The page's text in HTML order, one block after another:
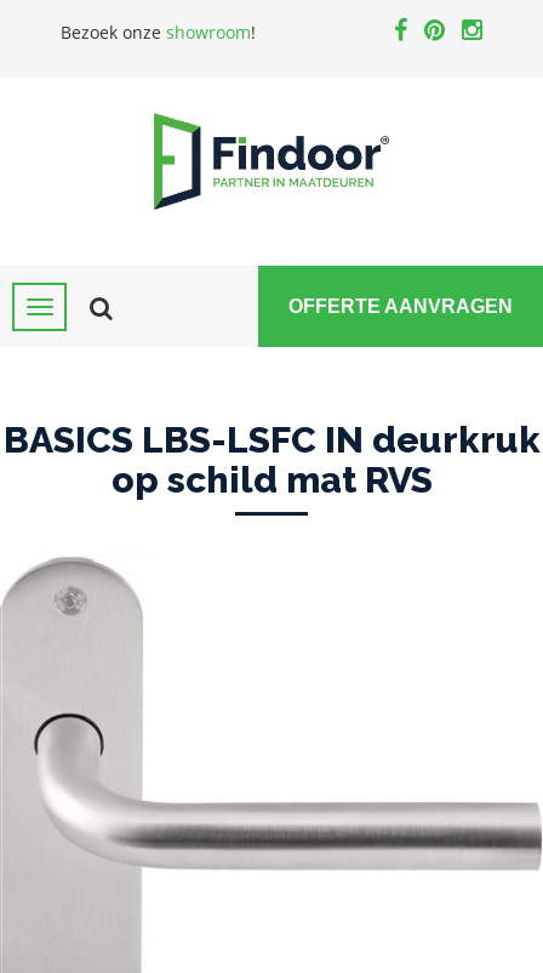
Bezoek onze showroom!
OFFERTE AANVRAGEN
BASICS LBS-LSFC IN deurkruk
op schild mat RVS